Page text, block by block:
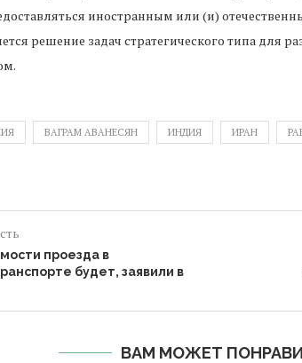
иностранным или (и)
решение задач стратегического типа для
ВАГРАМ АВАНЕСЯН ИНДИЯ ИРАН
проезда в
будет, заявили в
ВАМ МОЖЕТ